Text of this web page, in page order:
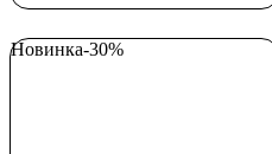
Новинка-30%